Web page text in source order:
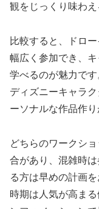
観をじっくり味わえ
比較すると、ドロ
幅広く参加でき、
学べるのが魅力で
ディズニーキャラ
ーソナルな作品作り
どちらのワークシ
合があり、混雑時
る方は早めの計画
時期は人気が高ま